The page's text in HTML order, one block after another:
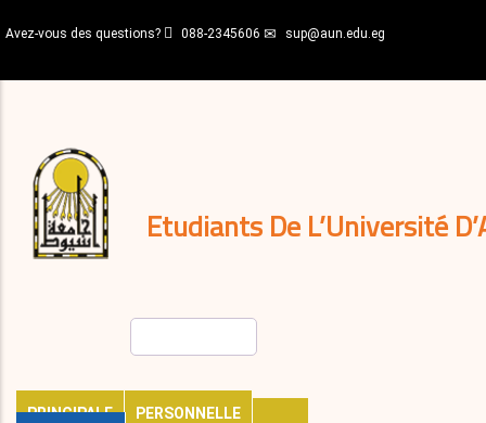
au
principal
Avez-vous des questions? 088-2345606 sup@aun.edu.eg
Etudiants De L’Université
PRINCIPALE
PERSONNELLE
décisions
Expatriés
Journal